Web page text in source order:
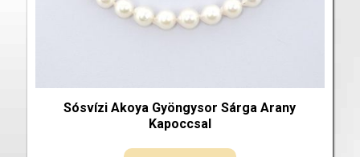
Sósvízi Akoya Gyöngysor Sárga Arany
Kapoccsal